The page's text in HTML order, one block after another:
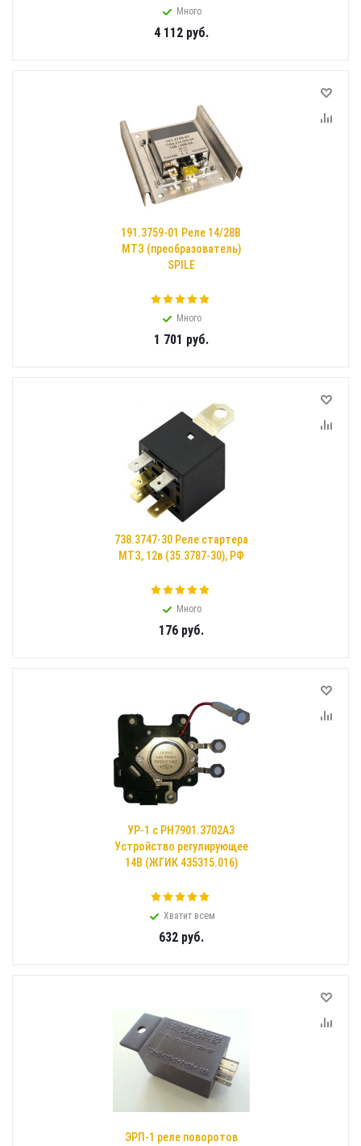
Много
4 112руб.
191.3759-01 Реле 14/28В
МТЗ (преобразователь)
SPILE
Много
1 701 руб.
738.3747-30 Реле стартера
МТЗ, 12в (35.3787-30), РФ
Много
176руб.
УР-1 с РН7901.3702А3
Устройство регулирующее
14В (ЖГИК 435315.016)
Хватит всем
632руб.
ЭРП-1 реле поворотов